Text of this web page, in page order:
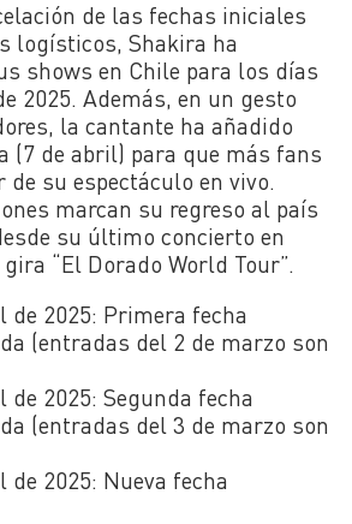
de las fechas iniciales
logísticos, Shakira ha
shows en Chile para los días
2025. Además, en un gesto
la cantante ha añadido
(7 de abril) para que más fans
su espectáculo en vivo.
marcan su regreso al país
su último concierto en
“El Dorado World Tour”.
de 2025: Primera fecha
(entradas del 2 de marzo son
de 2025: Segunda fecha
(entradas del 3 de marzo son
de 2025: Nueva fecha